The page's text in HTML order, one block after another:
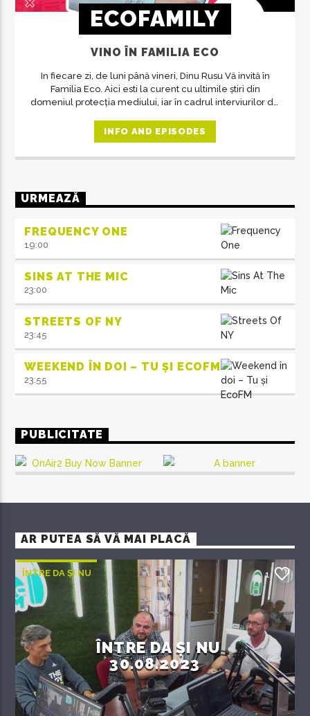
ECOFAMILY
VINO ÎN FAMILIA ECO
In fiecare zi, de luni până vineri, Dinu Rusu Vă invită în
Familia Eco. Aici esti la curent cu ultimile știri din
domeniul protecția mediului, iar în cadrul interviurilor de
familie.
INFO AND EPISODES
URMEAZĂ
FREQUENCY ONE
19:00
SINS AT THE MIC
23:00
STREETS OF NY
23:45
WEEKEND ÎN DOI – TU ȘI ECOFM
23:55
PUBLICITATE
AR PUTEA SĂ VĂ MAI PLACĂ
ÎNTRE DA ȘI NU 1
ÎNTRE DA ȘI NU
30.08.2023